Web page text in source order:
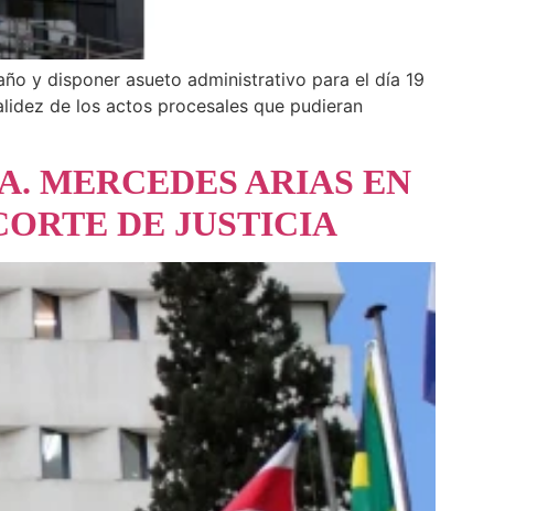
y disponer asueto administrativo para el día 19
de los actos procesales que pudieran
MERCEDES ARIAS EN
DE JUSTICIA